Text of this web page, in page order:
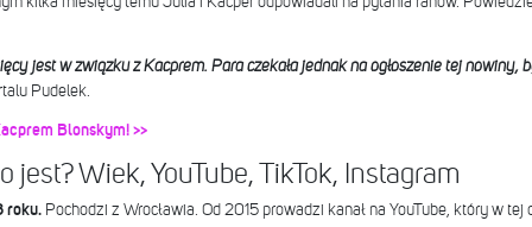
jest w związku z Kacprem. Para czekała jednak na ogłoszenie tej nowiny,
Pudelek.
Blonskym! >>
jest? Wiek, YouTube, TikTok, Instagram
roku. Pochodzi z Wrocławia. Od 2015 prowadzi kanał na YouTube, który w